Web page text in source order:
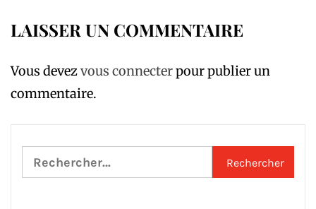
LAISSER UN COMMENTAIRE
Vous devezvous connecterpour publier un
commentaire.
Rechercher :